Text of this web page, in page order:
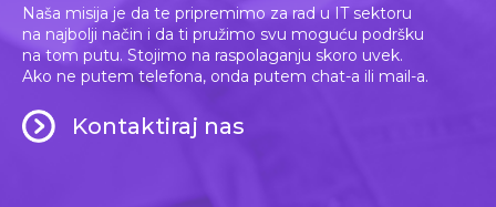
Naša misija je da te pripremimo za rad u IT sektoru
na najbolji način i da ti pružimo svu moguću podršku
na tom putu. Stojimo na raspolaganju skoro uvek.
Ako ne putem telefona, onda putem chat-a ili mail-a.
Kontaktiraj nas